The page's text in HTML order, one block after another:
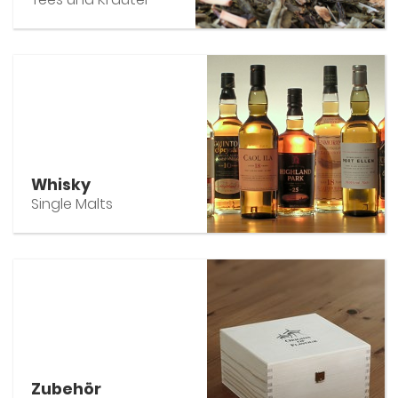
Whisky
Single Malts
Zubehör